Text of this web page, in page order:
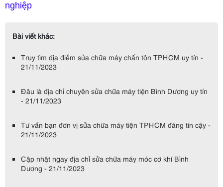
nghiệp
Bài viết khác:
Truy tìm địa điểm sửa chữa máy chấn tôn TPHCM uy tín -
21/11/2023
Đâu là địa chỉ chuyên sửa chữa máy tiện Bình Dương uy tín
- 21/11/2023
Tư vấn bạn đơn vị sửa chữa máy tiện TPHCM đáng tin cậy -
21/11/2023
Cập nhật ngay địa chỉ sửa chữa máy móc cơ khí Bình
Dương - 21/11/2023